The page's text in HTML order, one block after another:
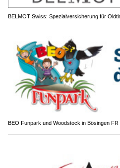
BELMOT Swiss: Spezialversicherung für
BEO Funpark und Woodstock in Bösingen